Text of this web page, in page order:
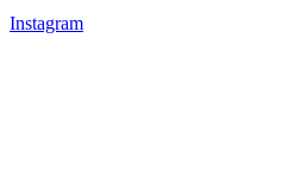
Instagram